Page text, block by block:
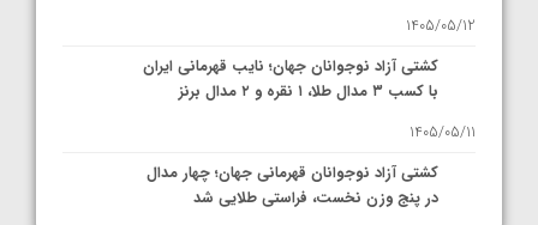
1405/05/12
کشتی آزاد نوجوانان جهان؛ نایب قهرمانی ایران
با کسب ۳ مدال طلا، ۱ نقره و ۲ مدال برنز
1405/05/11
کشتی آزاد نوجوانان قهرمانی جهان؛ چهار مدال
در پنج وزن نخست، فراستی طلایی شد